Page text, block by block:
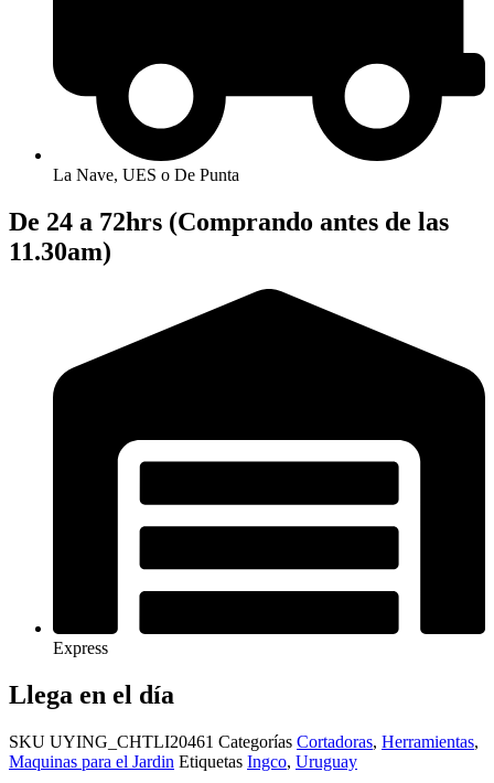
La Nave, UES o De Punta
De 24 a 72hrs (Comprando antes de las
11.30am)
Express
Llega en el día
SKU UYING_CHTLI20461 Categorías Cortadoras, Herramientas,
Maquinas para el Jardin Etiquetas Ingco, Uruguay